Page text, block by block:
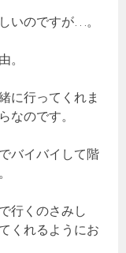
いのですが…。
。
に行ってくれま
なのです。
バイバイして階
行くのさみし
くれるようにお